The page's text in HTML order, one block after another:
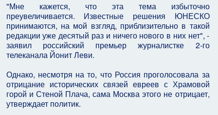
"Мне кажется, что эта тема избыточно
преувеличивается. Известные решения ЮНЕСКО
принимаются, на мой взгляд, приблизительно в такой
редакции уже десятый раз и ничего нового в них нет", -
заявил российский премьер журналистке 2-го
телеканала Йонит Леви.
Однако, несмотря на то, что Россия проголосовала за
отрицание исторических связей евреев с Храмовой
горой и Стеной Плача, сама Москва этого не отрицает,
утверждает политик.